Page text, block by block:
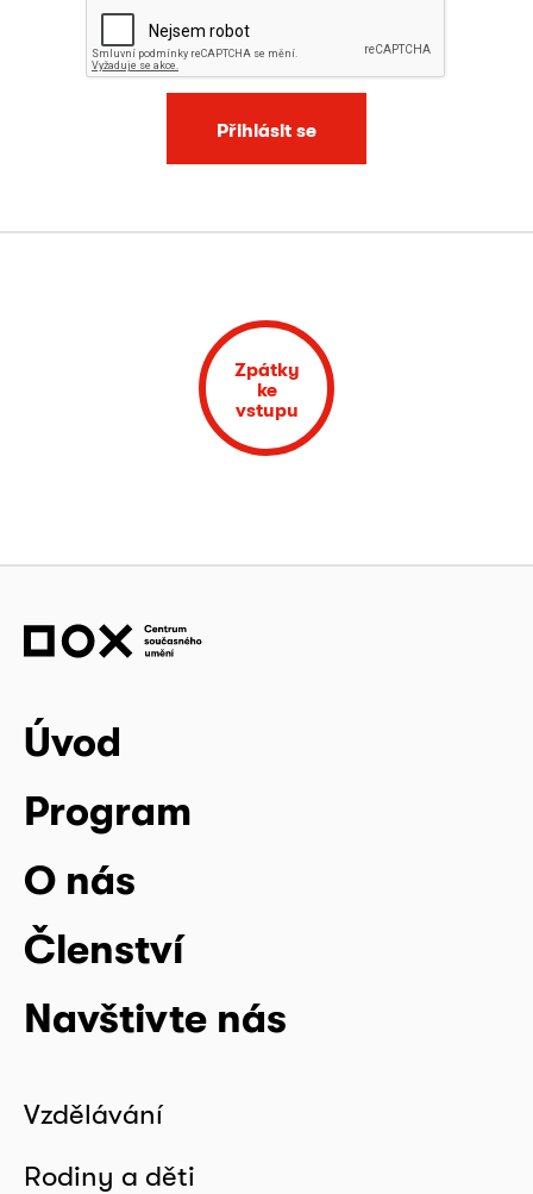
Přihlásit se
Zpátky
ke
vstupu
Úvod
Program
O nás
Členství
Navštivte nás
Vzdělávání
Rodiny a děti